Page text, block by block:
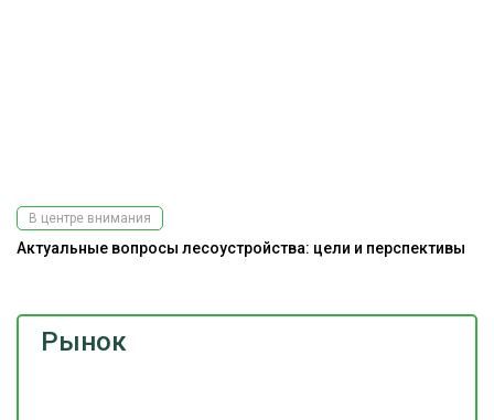
Рынок
В центре внимания
Актуальные вопросы лесоустройства: цели и перспективы